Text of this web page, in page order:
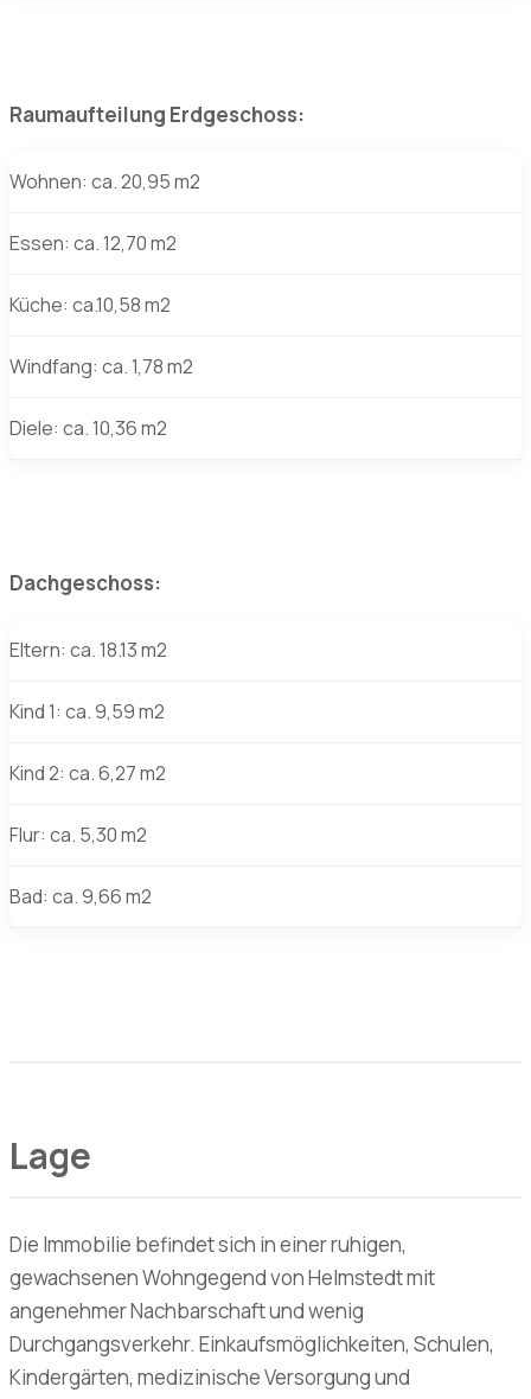
Raumaufteilung Erdgeschoss:
Wohnen: ca. 20,95 m2
Essen: ca. 12,70 m2
Küche: ca.10,58 m2
Windfang: ca. 1,78 m2
Diele: ca. 10,36 m2
Dachgeschoss:
Eltern: ca. 18.13 m2
Kind 1: ca. 9,59 m2
Kind 2: ca. 6,27 m2
Flur: ca. 5,30 m2
Bad: ca. 9,66 m2
Lage
Die Immobilie befindet sich in einer ruhigen,
gewachsenen Wohngegend von Helmstedt mit
angenehmer Nachbarschaft und wenig
Durchgangsverkehr. Einkaufsmöglichkeiten, Schulen,
Kindergärten, medizinische Versorgung und